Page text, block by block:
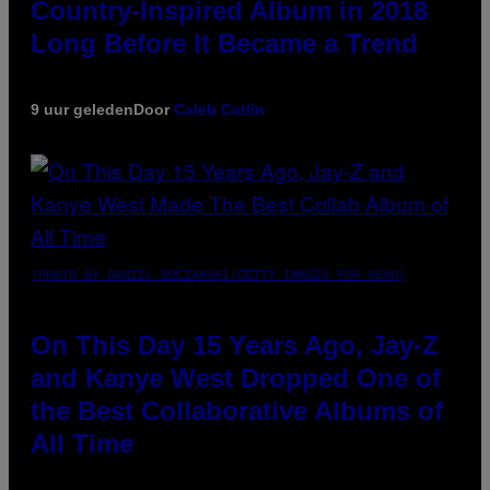
Country-Inspired Album in 2018
Long Before It Became a Trend
9 uur geledenDoorCaleb Catlin
(PHOTO BY DANIEL BOCZARSKI/GETTY IMAGES FOR VEVO)
On This Day 15 Years Ago, Jay-Z
and Kanye West Dropped One of
the Best Collaborative Albums of
All Time